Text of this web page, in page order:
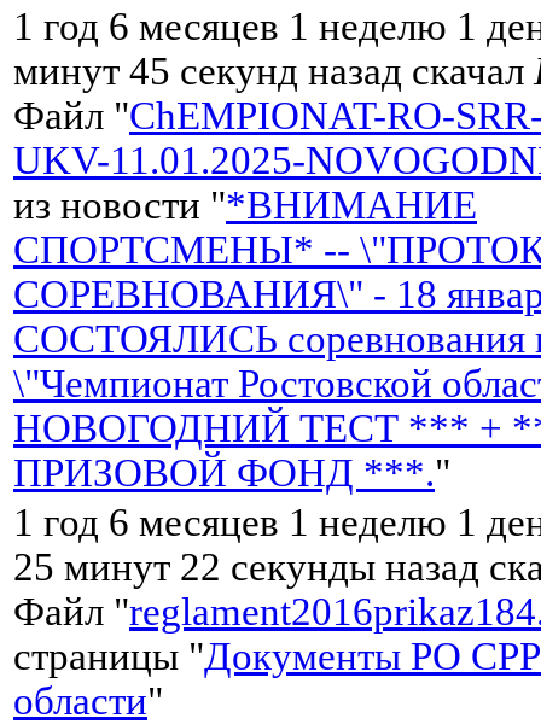
1 год 6 месяцев 1 неделю 1
минут 45 секунд назад скачал
Файл "ChEMPIONAT-RO-
UKV-11.01.2025-
из новости "*ВНИМАНИЕ
СПОРТСМЕНЫ* --
СОРЕВНОВАНИЯ\" - 18
СОСТОЯЛИСЬ соревнования
\"Чемпионат Ростовской
НОВОГОДНИЙ ТЕСТ *** +
ПРИЗОВОЙ ФОНД ***."
1 год 6 месяцев 1 неделю 1
25 минут 22 секунды назад
Файл "
страницы "Документы РО СРР
области"